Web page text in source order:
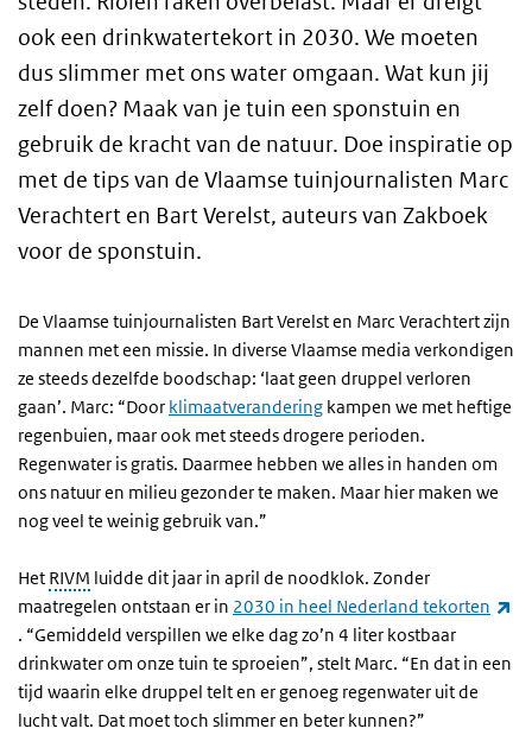
ook een drinkwatertekort in 2030. We moeten
dus slimmer met ons water omgaan. Wat kun jij
zelf doen? Maak van je tuin een sponstuin en
gebruik de kracht van de natuur. Doe inspiratie op
met de tips van de Vlaamse tuinjournalisten Marc
Verachtert en Bart Verelst, auteurs van Zakboek
voor de sponstuin.
De Vlaamse tuinjournalisten Bart Verelst en Marc Verachtert zijn
mannen met een missie. In diverse Vlaamse media verkondigen
ze steeds dezelfde boodschap: ‘laat geen druppel verloren
gaan’. Marc: “Door klimaatverandering kampen we met heftige
regenbuien, maar ook met steeds drogere perioden.
Regenwater is gratis. Daarmee hebben we alles in handen om
ons natuur en milieu gezonder te maken. Maar hier maken we
nog veel te weinig gebruik van.”
Het RIVM luidde dit jaar in april de noodklok. Zonder
maatregelen ontstaan er in 2030 in heel Nederland tekorten
(externe link)
. “Gemiddeld verspillen we elke dag zo’n 4 liter kostbaar
drinkwater om onze tuin te sproeien”, stelt Marc. “En dat in een
tijd waarin elke druppel telt en er genoeg regenwater uit de
lucht valt. Dat moet toch slimmer en beter kunnen?”